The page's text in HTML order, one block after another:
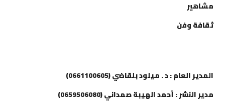
مشاهير
ثقافة وفن
المدير العام : د . ميلود بلقاضي (0661100605)
مدير النشر : أحمد الهيبة صمداني (0659506080)